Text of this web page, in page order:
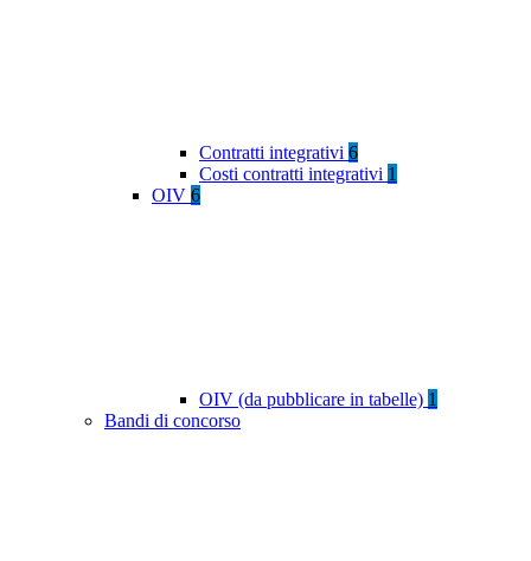
Contratti integrativi 6
Costi contratti integrativi 1
OIV 6
OIV (da pubblicare in tabelle) 1
Bandi di concorso